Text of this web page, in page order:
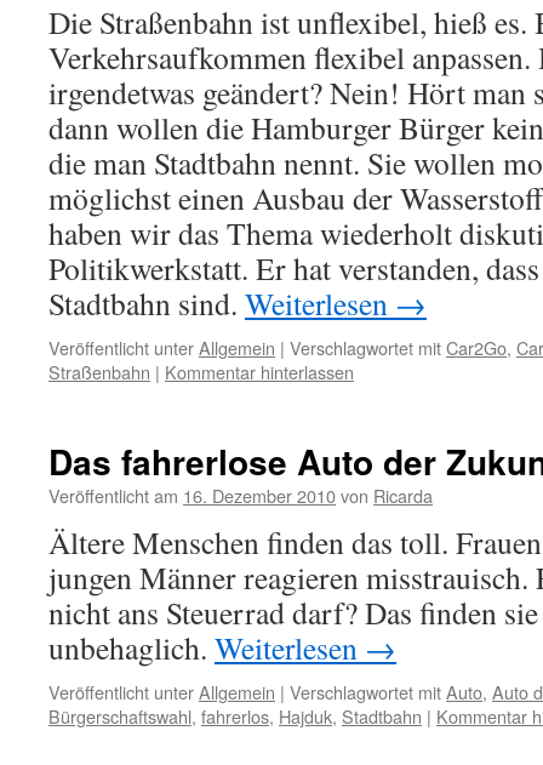
Die Straßenbahn ist unflexibel, hieß es.
Verkehrsaufkommen flexibel anpassen.
irgendetwas geändert? Nein! Hört
dann wollen die Hamburger Bürger
die man Stadtbahn nennt. Sie wollen
möglichst einen Ausbau der
haben wir das Thema wiederholt
Politikwerkstatt. Er hat verstanden,
Stadtbahn sind. Weiterlesen →
Veröffentlicht unterAllgemein | Verschlagwortet mitCar2Go,
Straßenbahn | Kommentar hinterlassen
Das fahrerlose Auto der
Veröffentlicht am 16. Dezember 2010von Ricarda
Ältere Menschen finden das toll.
jungen Männer reagieren
nicht ans Steuerrad darf? Das finden
unbehaglich. Weiterlesen →
Veröffentlicht unterAllgemein | Verschlagwortet mitAuto, Auto
Bürgerschaftswahl, fahrerlos, Hajduk, Stadtbahn | Kommentar